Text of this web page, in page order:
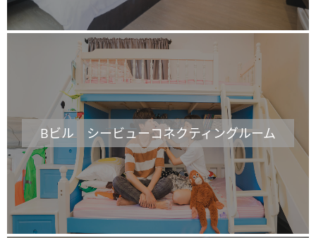
Bビル シービューコネクティングルーム